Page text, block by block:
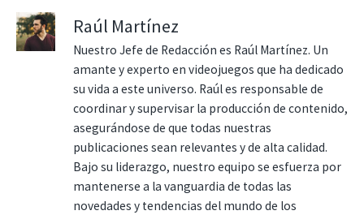
Raúl Martínez
Nuestro Jefe de Redacción es Raúl Martínez. Un
amante y experto en videojuegos que ha dedicado
su vida a este universo. Raúl es responsable de
coordinar y supervisar la producción de contenido,
asegurándose de que todas nuestras
publicaciones sean relevantes y de alta calidad.
Bajo su liderazgo, nuestro equipo se esfuerza por
mantenerse a la vanguardia de todas las
novedades y tendencias del mundo de los